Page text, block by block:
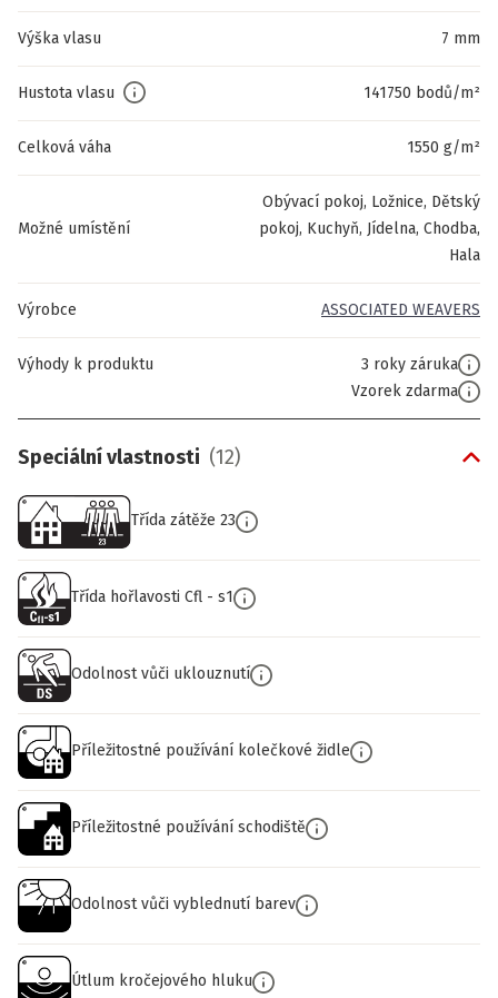
Výška vlasu 7 mm
Hustota vlasu 141750 bodů/m²
Celková váha 1550 g/m²
Možné umístění
Obývací pokoj, Ložnice, Dětský
pokoj, Kuchyň, Jídelna, Chodba,
Hala
Výrobce ASSOCIATED WEAVERS
Výhody k produktu
3 roky záruka
Vzorek zdarma
Speciální vlastnosti (12)
Třída zátěže 23
Třída hořlavosti Cfl - s1
Odolnost vůči uklouznutí
Příležitostné používání kolečkové židle
Příležitostné používání schodiště
Odolnost vůči vyblednutí barev
Útlum kročejového hluku